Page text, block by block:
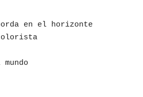
en el horizonte